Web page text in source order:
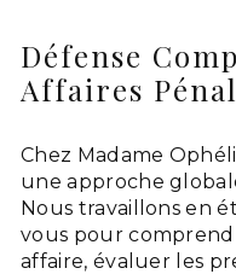
Défense
Affaires
Chez Madame
une approche
Nous travaillons en
vous pour
affaire, évaluer les